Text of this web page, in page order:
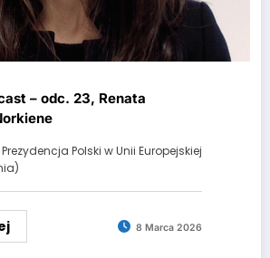
– odc. 23, Renata
Polski w Unii Europejskiej
8 Marca 2026